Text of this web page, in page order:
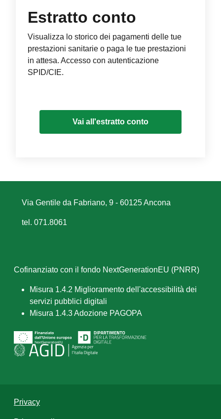
Estratto conto
Visualizza lo storico dei pagamenti delle tue
prestazioni sanitarie o paga le tue prestazioni
in attesa. Accesso con autenticazione
SPID/CIE.
Vai all'estratto conto
Via Gentile da Fabriano, 9 - 60125 Ancona
tel. 071.8061
Cofinanziato con il fondo NextGenerationEU (PNRR)
Misura 1.4.2 Miglioramento dell'accessibilità dei
servizi pubblici digitali
Misura 1.4.3 Adozione PAGOPA
Privacy